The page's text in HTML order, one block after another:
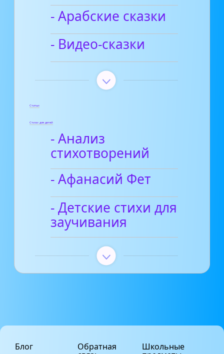
- Арабские сказки
- Видео-сказки
Статьи
Стихи для детей
- Анализ
стихотворений
- Афанасий Фет
- Детские стихи для
заучивания
Блог Обратная Школьные